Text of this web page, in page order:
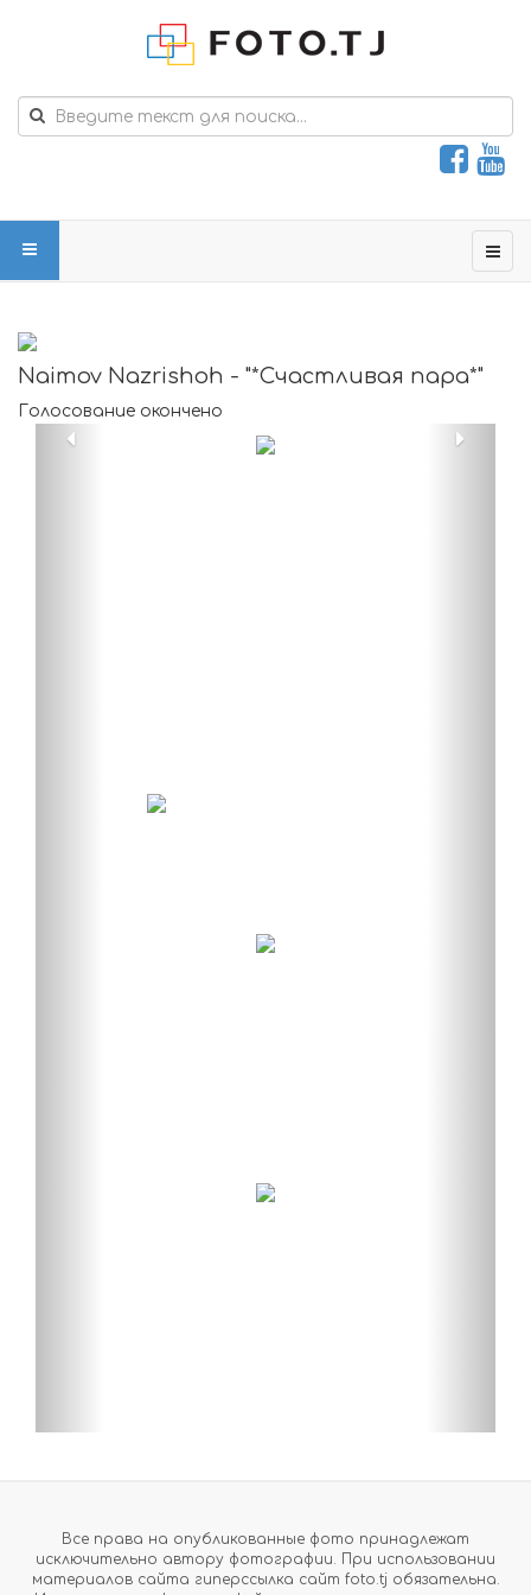
Naimov Nazrishoh - "*Счастливая пара*"
Голосование окончено
Все права на опубликованные фото принадлежат
исключительно автору фотографии. При использовании
материалов сайта гиперссылка сайт foto.tj обязательна.